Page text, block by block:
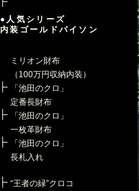
●人気シリーズ
内装ゴールドパイソン
ミリオン財布
（100万円収納内装）
「池田のクロ」
定番長財布
「池田のクロ」
一枚革財布
「池田のクロ」
長札入れ
“王者の緑”クロコ